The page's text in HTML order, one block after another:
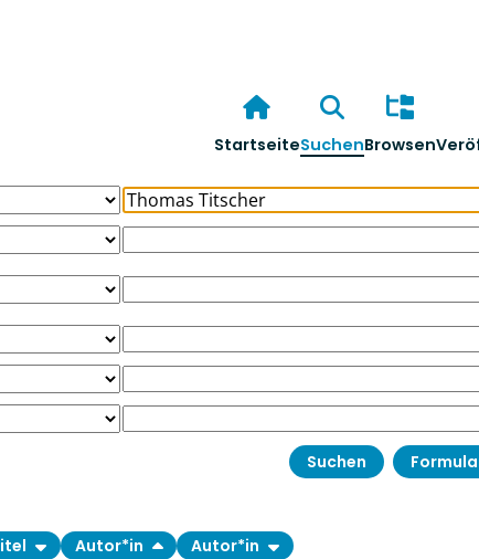
StartseiteSuchenBrowsen
Autor*in Autor*in